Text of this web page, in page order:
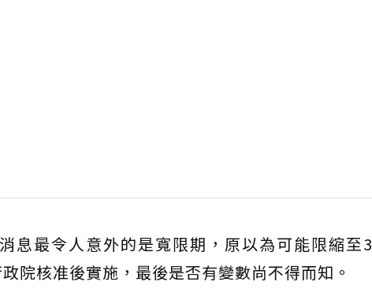
息最令人意外的是寬限期，原以為可能限縮至3
院核准後實施，最後是否有變數尚不得而知。